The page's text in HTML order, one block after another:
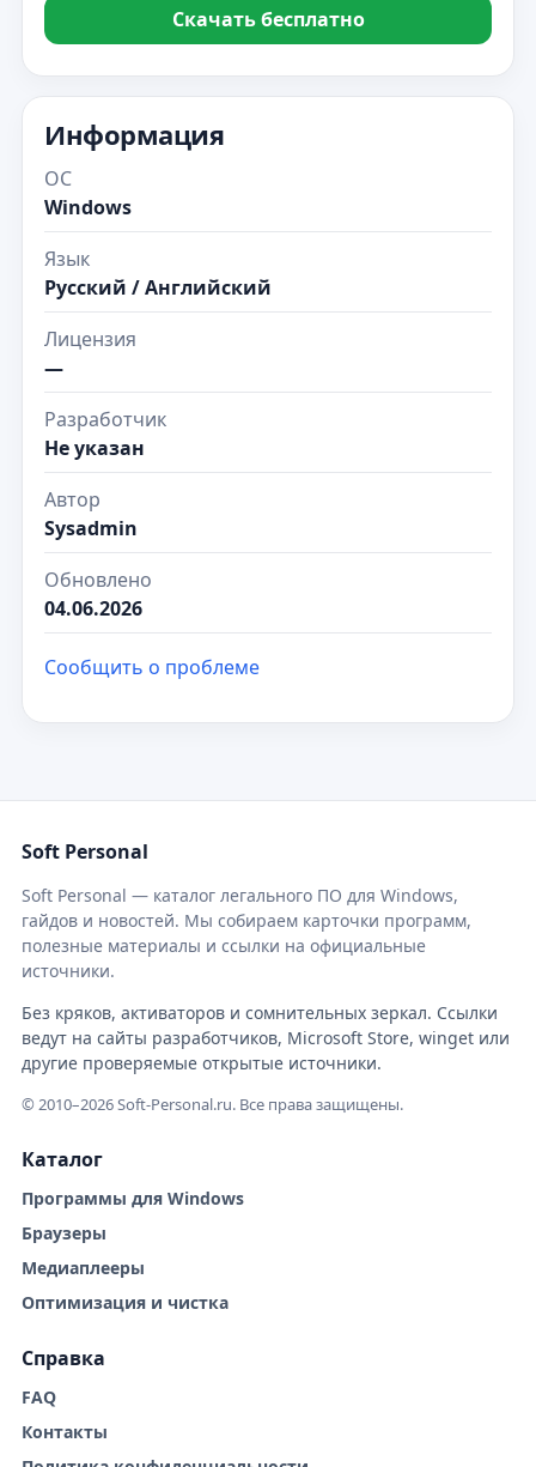
Скачать бесплатно
Информация
ОС
Windows
Язык
Русский / Английский
Лицензия
—
Разработчик
Не указан
Автор
Sysadmin
Обновлено
04.06.2026
Сообщить о проблеме
Soft Personal
Soft Personal — каталог легального ПО для Windows,
гайдов и новостей. Мы собираем карточки программ,
полезные материалы и ссылки на официальные
источники.
Без кряков, активаторов и сомнительных зеркал. Ссылки
ведут на сайты разработчиков, Microsoft Store, winget или
другие проверяемые открытые источники.
© 2010–2026 Soft-Personal.ru. Все права защищены.
Каталог
Программы для Windows
Браузеры
Медиаплееры
Оптимизация и чистка
Справка
FAQ
Контакты